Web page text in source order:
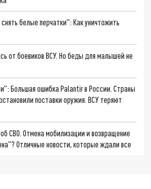
белые перчатки": Как уничтожить
от боевиков ВСУ. Но беды для малышей не
Большая ошибка Palantir в России. Страны
поставки оружия. ВСУ теряют
СВО. Отмена мобилизации и возвращение
Отличные новости, которые ждали все